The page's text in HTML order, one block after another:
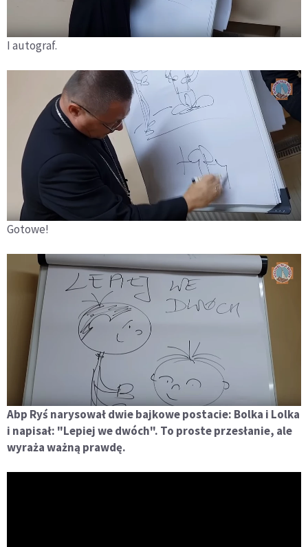
I autograf.
Gotowe!
Abp Ryś narysował dwie bajkowe postacie: Bolka i Lolka
i napisał: "Lepiej we dwóch". To proste przesłanie, ale
wyraża ważną prawdę.